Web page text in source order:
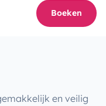
Boeken
en veilig